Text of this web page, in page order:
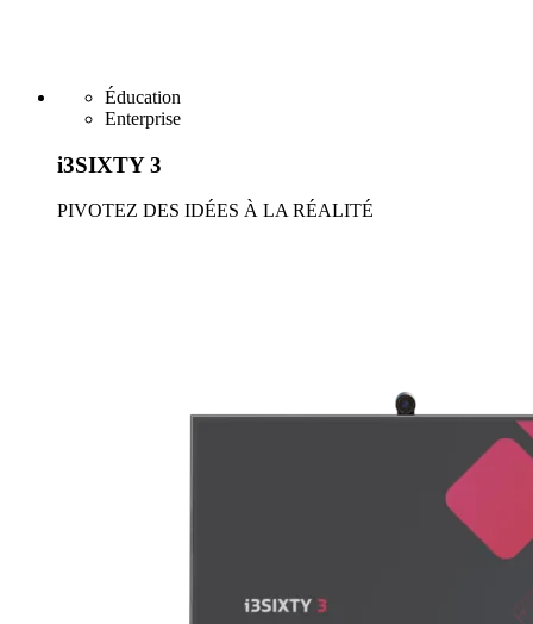
Éducation
Enterprise
i3SIXTY 3
PIVOTEZ DES IDÉES À LA RÉALITÉ